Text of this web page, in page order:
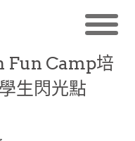
Fun Camp培
生閃光點